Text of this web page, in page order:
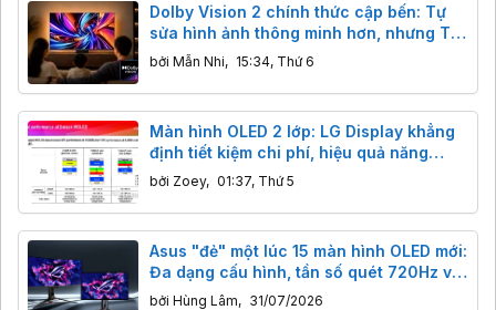
Dolby Vision 2 chính thức cập bến: Tự
sửa hình ảnh thông minh hơn, nhưng TV
đời cũ "ra rìa"
bởi Mẫn Nhi, 15:34, Thứ 6
Màn hình OLED 2 lớp: LG Display khẳng
định tiết kiệm chi phí, hiệu quả năng
lượng, màu sắc vượt trội
bởi Zoey, 01:37, Thứ 5
Asus "đẻ" một lúc 15 màn hình OLED mới:
Đa dạng cấu hình, tần số quét 720Hz và
công nghệ BlackShield
bởi Hùng Lâm, 31/07/2026